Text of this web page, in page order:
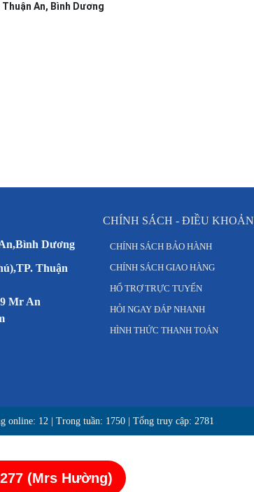
An, Bình Dương
Dương
Thuận
Mr An
CHÍNH SÁCH - ĐIỀU KHOẢN
CHÍNH SÁCH BẢO HÀNH
CHÍNH SÁCH GIAO HÀNG
HỔ TRỢ TRỰC TUYẾN
HỎI NGAY ĐÁP NHANH
HÌNH THỨC THANH TOÁN
online: 12 | Trong tuần: 1750 | Tổng truy cập: 2781
(Mrs Hường)